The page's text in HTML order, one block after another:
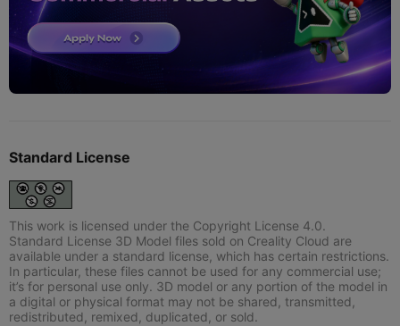
Standard License
This work is licensed under the Copyright License 4.0.
Standard License 3D Model files sold on Creality Cloud are
available under a standard license, which has certain restrictions.
In particular, these files cannot be used for any commercial use;
it’s for personal use only. 3D model or any portion of the model in
a digital or physical format may not be shared, transmitted,
redistributed, remixed, duplicated, or sold.